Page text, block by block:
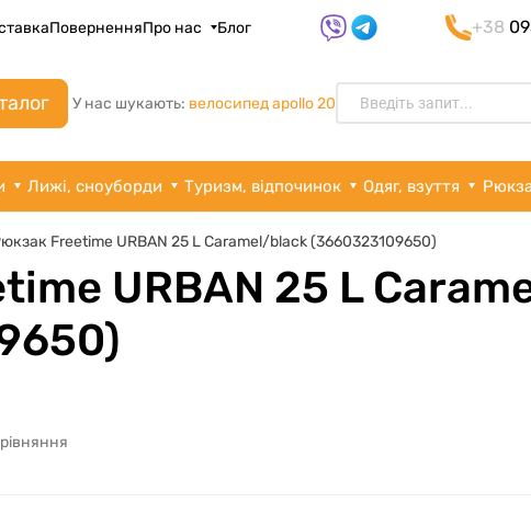
ПоверненняПро нас Блог +38
У нас шукають: велосипед apollo 20
Лижі, сноуборди Туризм, відпочинок Одяг, взуття
Freetime URBAN 25 L Caramel/black (3660323109650)
URBAN 25 L